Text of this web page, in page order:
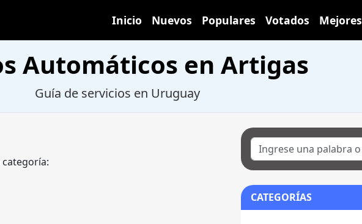
Inicio Nuevos Populares Votados Mejores
Automáticos en Artigas
Guía de servicios en Uruguay
CATEGORÍAS